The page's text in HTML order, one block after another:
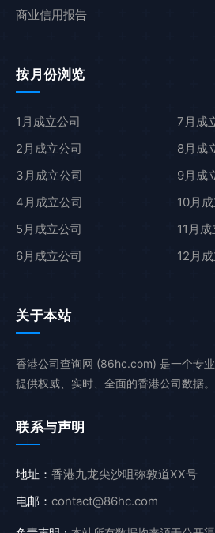
商业信用报告
按月份浏览
1月成立公司
2月成立公司
3月成立公司
4月成立公司
5月成立公司
6月成立公司
7月成
8月成
9月成
10月
11月成
12月
关于本站
香港公司查询网 (86hc.com) 是一个专
提供权威、实时、全面的香港公司数据。
联系与声明
地址： 香港九龙尖沙咀弥敦道XX号
电邮： contact@86hc.com